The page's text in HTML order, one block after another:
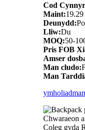
Cod
Maint:
Deunydd:
Lliw:Du
MOQ:50-
Pris FOB
Amser
Man cludo:
Man
ymholiad